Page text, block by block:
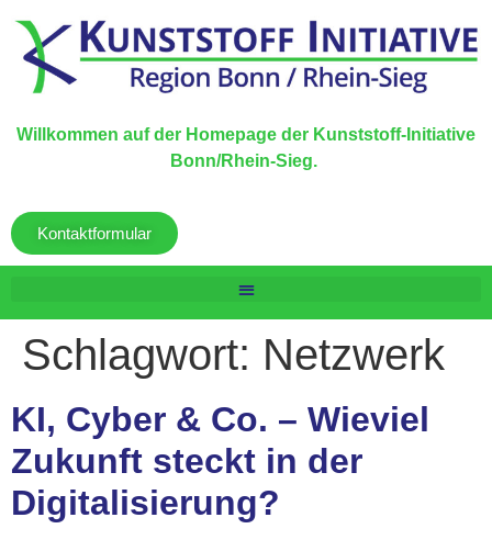
Willkommen auf der Homepage der Kunststoff-Initiative
Bonn/Rhein-Sieg.
Kontaktformular
Schlagwort: Netzwerk
KI, Cyber & Co. – Wieviel
Zukunft steckt in der
Digitalisierung?